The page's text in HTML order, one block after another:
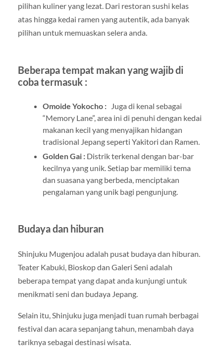
pilihan kuliner yang lezat. Dari restoran sushi kelas
atas hingga kedai ramen yang autentik, ada banyak
pilihan untuk memuaskan selera anda.
Beberapa tempat makan yang wajib di
coba termasuk :
Omoide Yokocho : Juga di kenal sebagai
“Memory Lane”, area ini di penuhi dengan kedai
makanan kecil yang menyajikan hidangan
tradisional Jepang seperti Yakitori dan Ramen.
Golden Gai :Distrik terkenal dengan bar-bar
kecilnya yang unik. Setiap bar memiliki tema
dan suasana yang berbeda, menciptakan
pengalaman yang unik bagi pengunjung.
Budaya dan hiburan
Shinjuku Mugenjou adalah pusat budaya dan hiburan.
Teater Kabuki, Bioskop dan Galeri Seni adalah
beberapa tempat yang dapat anda kunjungi untuk
menikmati seni dan budaya Jepang.
Selain itu, Shinjuku juga menjadi tuan rumah berbagai
festival dan acara sepanjang tahun, menambah daya
tariknya sebagai destinasi wisata.